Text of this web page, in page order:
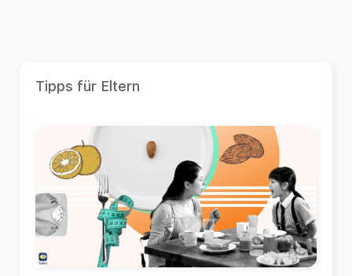
Tipps für Eltern